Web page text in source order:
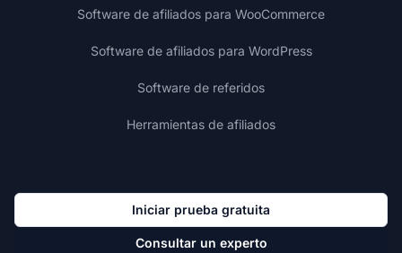
Software de afiliados para WooCommerce
Software de afiliados para WordPress
Software de referidos
Herramientas de afiliados
Iniciar prueba gratuita
Consultar un experto